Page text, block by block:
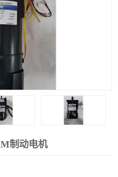
制动电机
晟邦电机
东元电机